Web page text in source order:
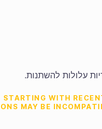
עלולות להשתנות.
STARTING WITH
MAY BE